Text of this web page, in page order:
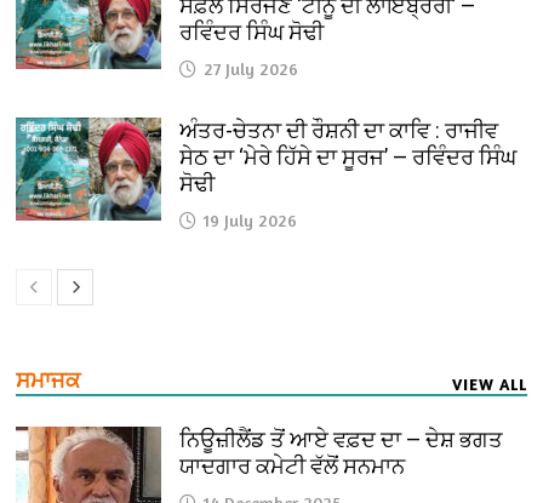
ਰਵਿੰਦਰ ਸਿੰਘ ਸੋਢੀ
27 July 2026
ਅੰਤਰ-ਚੇਤਨਾ ਦੀ ਰੌਸ਼ਨੀ ਦਾ ਕਾਵਿ : ਰਾਜੀਵ
ਸੇਠ ਦਾ ‘ਮੇਰੇ ਹਿੱਸੇ ਦਾ ਸੂਰਜ’ — ਰਵਿੰਦਰ ਸਿੰਘ
ਸੋਢੀ
19 July 2026
ਸਮਾਜਕ VIEW ALL
ਨਿਊਜ਼ੀਲੈਂਡ ਤੋਂ ਆਏ ਵਫ਼ਦ ਦਾ — ਦੇਸ਼ ਭਗਤ
ਯਾਦਗਾਰ ਕਮੇਟੀ ਵੱਲੋਂ ਸਨਮਾਨ